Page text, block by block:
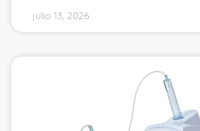
julio 13, 2026